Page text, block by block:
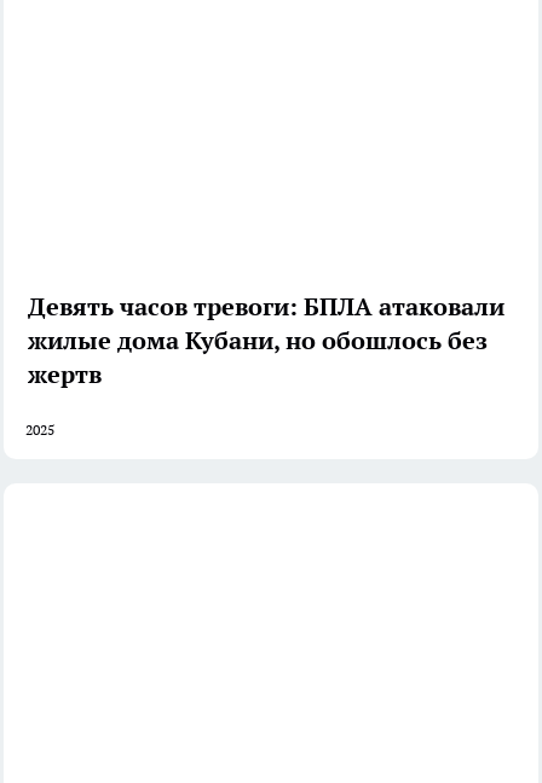
Девять часов тревоги: БПЛА атаковали
жилые дома Кубани, но обошлось без
жертв
2025